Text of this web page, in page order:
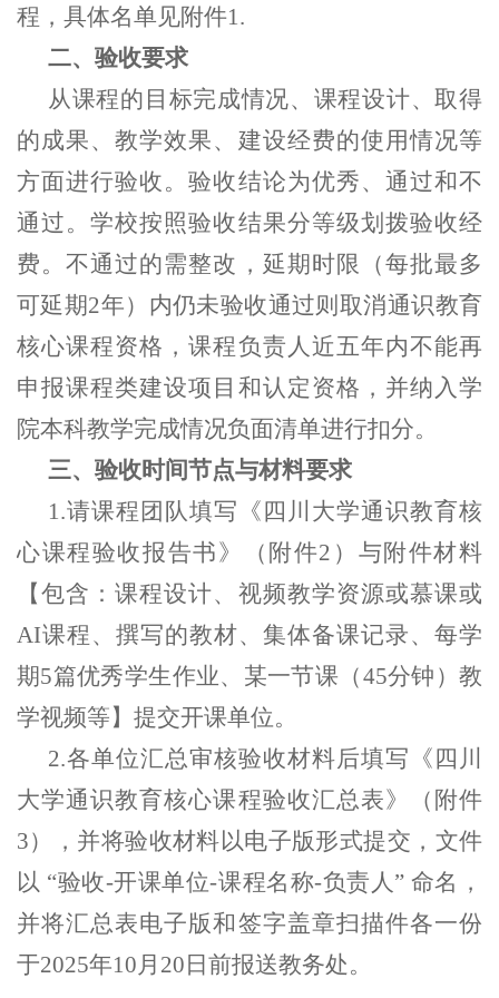
程，具体名单见附件1.
二、验收要求
从课程的目标完成情况、课程设计、取得
的成果、教学效果、建设经费的使用情况等
方面进行验收。验收结论为优秀、通过和不
通过。学校按照验收结果分等级划拨验收经
费。不通过的需整改， 延期时限（每批最多
可延期2年）内仍未验收通过则取消通识教育
核心课程资格，课程负责人近五年内不能再
申报课程类建设项目和认定资格，并纳入学
院本科教学完成情况负面清单进行扣分。
三、验收时间节点与材料要求
1.请课程团队填写《 四川大学通识教育核
心课程验收报告书》（附件2 ） 与附件材料
【包含：课程设计、视频教学资源或慕课或
AI课程、撰写的教材、集体备课记录、每学
期5篇优秀学生作业、某一节课（45分钟）教
学视频等】提交开课单位。
2.各单位汇总审核验收材料后填写《四川
大学通识教育核心课程验收汇总表》（附件
3），并将验收材料以电子版形式提交，文件
以 “验收-开课单位-课程名称-负责人” 命名，
并将汇总表电子版和签字盖章扫描件各一份
于2025年10月20日前报送教务处。